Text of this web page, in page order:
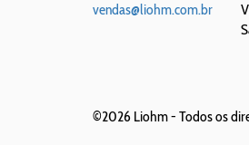
vendas@liohm.com.br
©2026 Liohm - Todos os